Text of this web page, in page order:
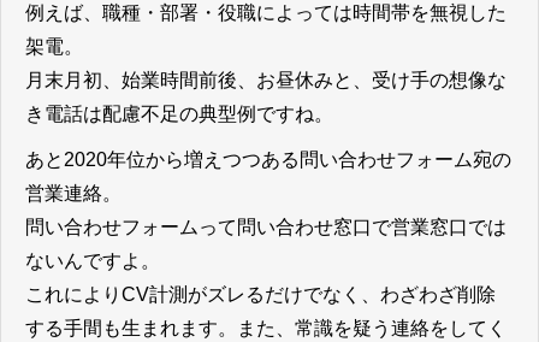
例えば、職種・部署・役職によっては時間帯を無視した
架電。
月末月初、始業時間前後、お昼休みと、受け手の想像な
き電話は配慮不足の典型例ですね。
あと2020年位から増えつつある問い合わせフォーム宛の
営業連絡。
問い合わせフォームって問い合わせ窓口で営業窓口では
ないんですよ。
これによりCV計測がズレるだけでなく、わざわざ削除
する手間も生まれます。また、常識を疑う連絡をしてく